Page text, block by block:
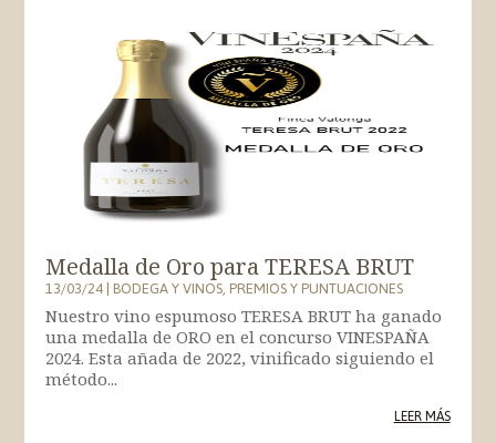
Medalla de Oro para TERESA BRUT
13/03/24|BODEGA Y VINOS,PREMIOS Y PUNTUACIONES
Nuestro vino espumoso TERESA BRUT ha ganado
una medalla de ORO en el concurso VINESPAÑA
2024. Esta añada de 2022, vinificado siguiendo el
método...
LEER MÁS